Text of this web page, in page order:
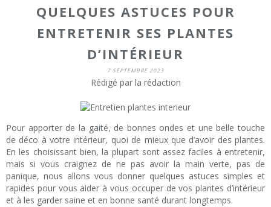
QUELQUES ASTUCES POUR
ENTRETENIR SES PLANTES
D’INTÉRIEUR
7 SEPTEMBRE 2023
Rédigé par la rédaction
Pour apporter de la gaité, de bonnes ondes et une belle touche
de déco à votre intérieur, quoi de mieux que d’avoir des plantes.
En les choisissant bien, la plupart sont assez faciles à entretenir,
mais si vous craignez de ne pas avoir la main verte, pas de
panique, nous allons vous donner quelques astuces simples et
rapides pour vous aider à vous occuper de vos plantes d’intérieur
et à les garder saine et en bonne santé durant longtemps.